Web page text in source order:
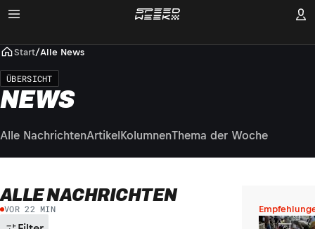
Start/Alle News
ÜBERSICHT
NEWS
Alle NachrichtenArtikelKolumnenThema der Woche
ALLE NACHRICHTEN
VOR 22 MIN